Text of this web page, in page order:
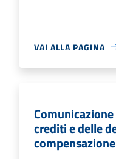
VAI ALLA PAGINA
crediti e delle